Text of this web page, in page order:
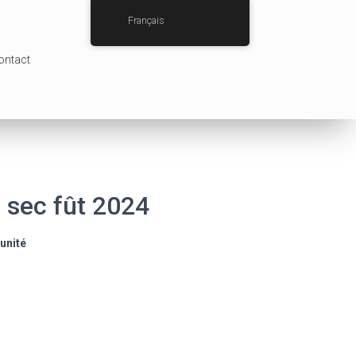
sec fût 2024
Français